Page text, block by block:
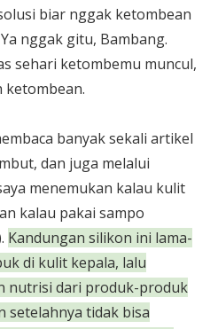
biar nggak ketombean
nggak gitu, Bambang.
sehari ketombemu muncul,
ketombean.
banyak sekali artikel
dan juga melalui
menemukan kalau kulit
kalau pakai sampo
Kandungan silikon ini lama-
di kulit kepala, lalu
nutrisi dari produk-produk
setelahnya tidak bisa